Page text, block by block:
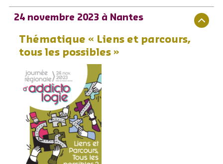
24 novembre 2023 à Nantes
Thématique « Liens et parcours,
tous les possibles »